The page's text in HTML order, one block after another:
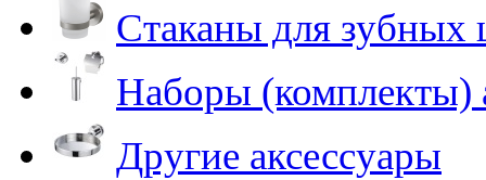
Стаканы для зубных
Наборы (комплекты)
Другие аксессуары